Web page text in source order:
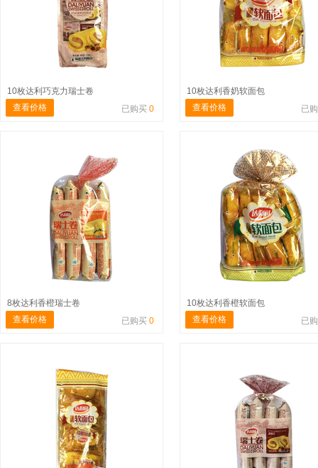
10枚达利巧克力瑞士卷
查看价格
已购买 0
10枚达利香奶软面包
查看价格
已
8枚达利香橙瑞士卷
查看价格
已购买 0
10枚达利香橙软面包
查看价格
已